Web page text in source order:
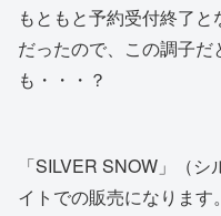
もともと予約受付終了
だったので、この調子
も・・・？
「SILVER SNOW」（
イトでの販売になります。